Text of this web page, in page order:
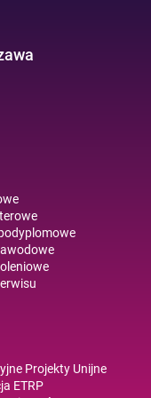
Projekty Unijne
ETRP